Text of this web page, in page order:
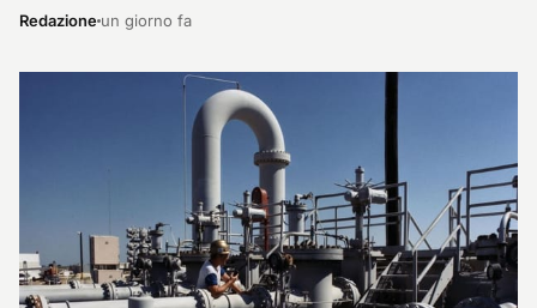
Redazione un giorno fa